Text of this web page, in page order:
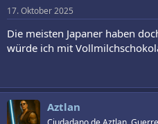
17. Oktober 2025
Die meisten Japaner haben
würde ich mit
Aztlan